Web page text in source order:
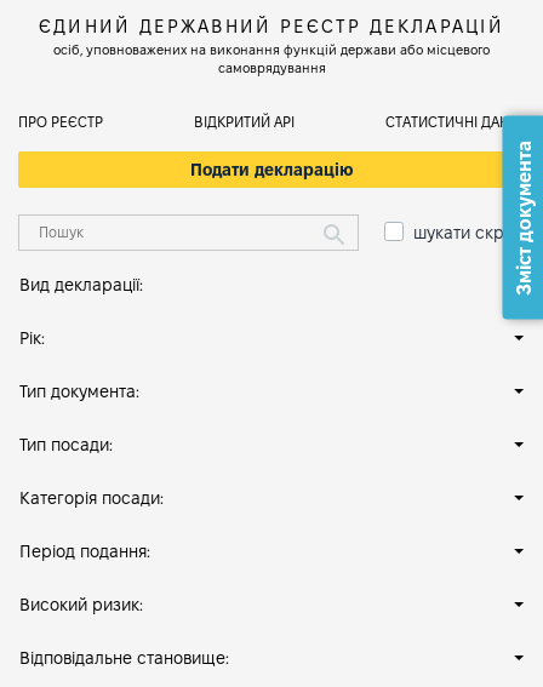
ЄДИНИЙ ДЕРЖАВНИЙ РЕЄСТР ДЕКЛАРАЦІЙ
осіб, уповноважених на виконання функцій держави або місцевого
самоврядування
ПРО РЕЄСТР ВІДКРИТИЙ АРІ СТАТИСТИЧНІ ДАНІ
Подати декларацію
шукати скрізь
Вид декларації:
Рік:
Тип документа:
Тип посади:
Категорія посади:
Період подання:
Високий ризик:
Відповідальне становище:
Зміст документа